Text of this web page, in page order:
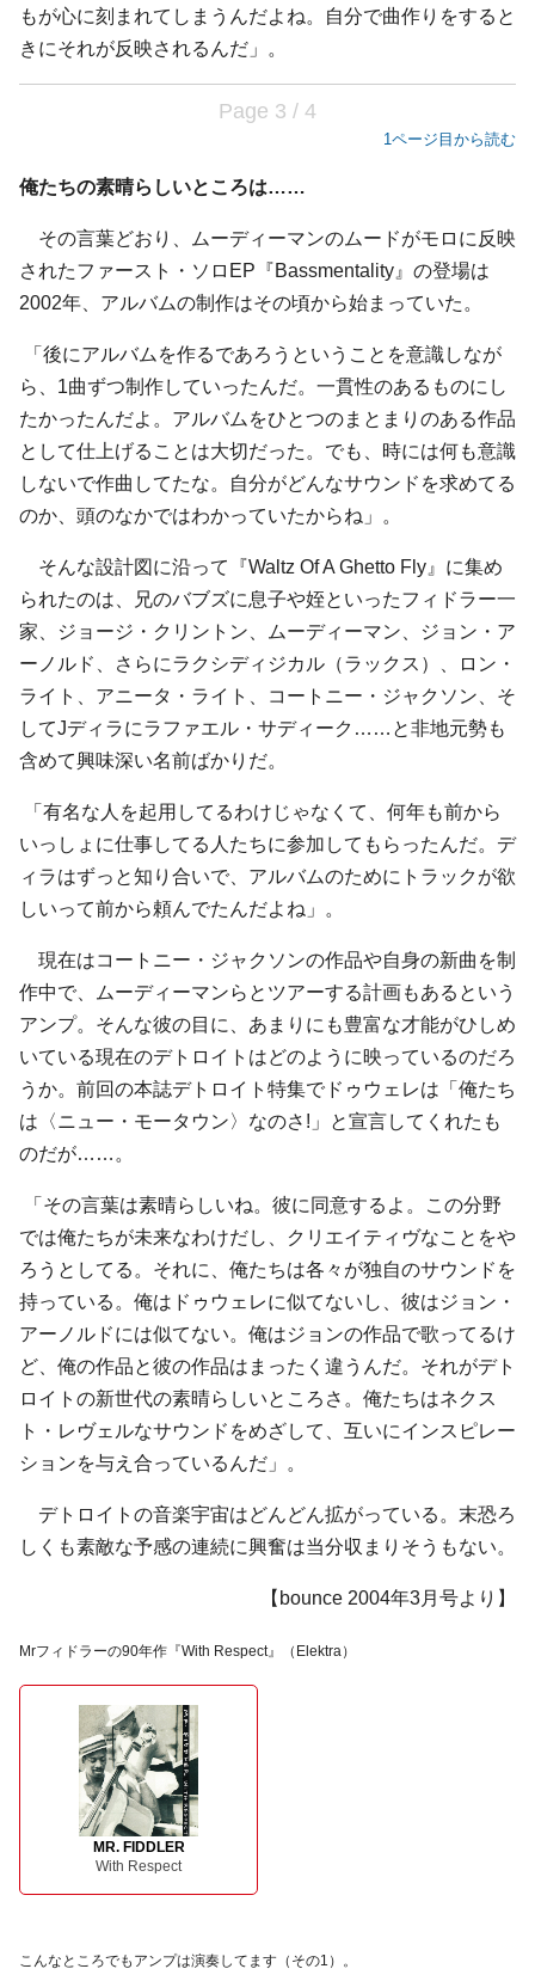
もが心に刻まれてしまうんだよね。自分で曲作りをすると
きにそれが反映されるんだ」。
Page 3 / 4
1ページ目から読む
俺たちの素晴らしいところは……
その言葉どおり、ムーディーマンのムードがモロに反映
されたファースト・ソロEP『Bassmentality』の登場は
2002年、アルバムの制作はその頃から始まっていた。
「後にアルバムを作るであろうということを意識しなが
ら、1曲ずつ制作していったんだ。一貫性のあるものにし
たかったんだよ。アルバムをひとつのまとまりのある作品
として仕上げることは大切だった。でも、時には何も意識
しないで作曲してたな。自分がどんなサウンドを求めてる
のか、頭のなかではわかっていたからね」。
そんな設計図に沿って『Waltz Of A Ghetto Fly』に集め
られたのは、兄のバブズに息子や姪といったフィドラー一
家、ジョージ・クリントン、ムーディーマン、ジョン・ア
ーノルド、さらにラクシディジカル（ラックス）、ロン・
ライト、アニータ・ライト、コートニー・ジャクソン、そ
してJディラにラファエル・サディーク……と非地元勢も
含めて興味深い名前ばかりだ。
「有名な人を起用してるわけじゃなくて、何年も前から
いっしょに仕事してる人たちに参加してもらったんだ。デ
ィラはずっと知り合いで、アルバムのためにトラックが欲
しいって前から頼んでたんだよね」。
現在はコートニー・ジャクソンの作品や自身の新曲を制
作中で、ムーディーマンらとツアーする計画もあるという
アンプ。そんな彼の目に、あまりにも豊富な才能がひしめ
いている現在のデトロイトはどのように映っているのだろ
うか。前回の本誌デトロイト特集でドゥウェレは「俺たち
は〈ニュー・モータウン〉なのさ!」と宣言してくれたも
のだが……。
「その言葉は素晴らしいね。彼に同意するよ。この分野
では俺たちが未来なわけだし、クリエイティヴなことをや
ろうとしてる。それに、俺たちは各々が独自のサウンドを
持っている。俺はドゥウェレに似てないし、彼はジョン・
アーノルドには似てない。俺はジョンの作品で歌ってるけ
ど、俺の作品と彼の作品はまったく違うんだ。それがデト
ロイトの新世代の素晴らしいところさ。俺たちはネクス
ト・レヴェルなサウンドをめざして、互いにインスピレー
ションを与え合っているんだ」。
デトロイトの音楽宇宙はどんどん拡がっている。末恐ろ
しくも素敵な予感の連続に興奮は当分収まりそうもない。
【bounce 2004年3月号より】
Mrフィドラーの90年作『With Respect』（Elektra）
MR. FIDDLER
With Respect
こんなところでもアンプは演奏してます（その1）。